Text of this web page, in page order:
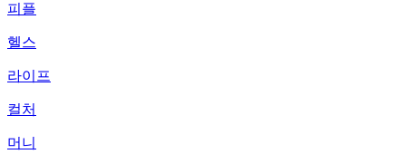
피플
헬스
라이프
컬처
머니